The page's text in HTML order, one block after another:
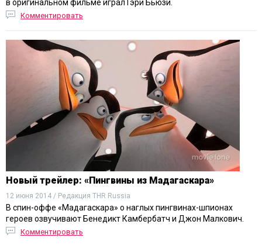
в оригинальном фильме играл Гэри Бьюзи.
Комментировать
Новый трейлер: «Пингвины из Мадагаскара»
12 июня 2014 / Редакция THR Russia
В спин-оффе «Мадагаскара» о наглых пингвинах-шпионах
героев озвучивают Бенедикт Камбербатч и Джон Малкович.
Комментировать